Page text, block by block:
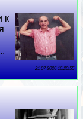
к
21 07 2026 16:20:55